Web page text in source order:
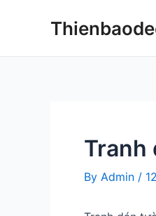
Tranh
By Admin /